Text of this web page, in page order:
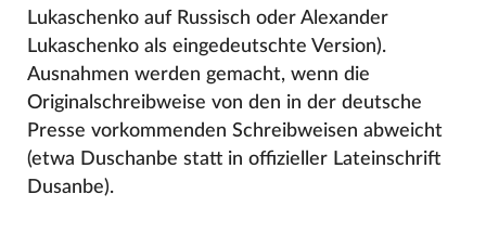
Lukaschenko auf Russisch oder Alexander
Lukaschenko als eingedeutschte Version).
Ausnahmen werden gemacht, wenn die
Originalschreibweise von den in der deutsche
Presse vorkommenden Schreibweisen abweicht
(etwa Duschanbe statt in offizieller Lateinschrift
Dusanbe).